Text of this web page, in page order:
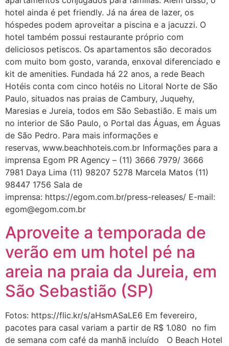
hotel ainda é pet friendly. Já na área de lazer, os
hóspedes podem aproveitar a piscina e a jacuzzi. O
hotel também possui restaurante próprio com
deliciosos petiscos. Os apartamentos são decorados
com muito bom gosto, varanda, enxoval diferenciado e
kit de amenities. Fundada há 22 anos, a rede Beach
Hotéis conta com cinco hotéis no Litoral Norte de São
Paulo, situados nas praias de Cambury, Juquehy,
Maresias e Jureia, todos em São Sebastião. E mais um
no interior de São Paulo, o Portal das Águas, em Águas
de São Pedro. Para mais informações e
reservas, www.beachhoteis.com.br Informações para a
imprensa Egom PR Agency – (11) 3666 7979/ 3666
7981 Daya Lima (11) 98207 5278 Marcela Matos (11)
98447 1756 Sala de
imprensa: https://egom.com.br/press-releases/ E-mail:
egom@egom.com.br
Aproveite a temporada de
verão em um hotel pé na
areia na praia da Jureia, em
São Sebastião (SP)
Fotos: https://flic.kr/s/aHsmASaLE6 Em fevereiro,
pacotes para casal variam a partir de R$ 1.080 no fim
de semana com café da manhã incluído O Beach Hotel